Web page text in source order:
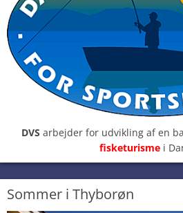
DVS arbejder for udvikling af en
fisketurisme i
Sommer i Thyborøn